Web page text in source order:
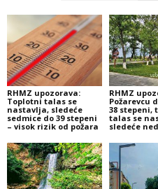
RHMZ upozorava:
Toplotni talas se
nastavlja, sledeće
sedmice do 39 stepeni
– visok rizik od požara
RHMZ
Požarevcu
38 stepeni,
talas se
sledeće